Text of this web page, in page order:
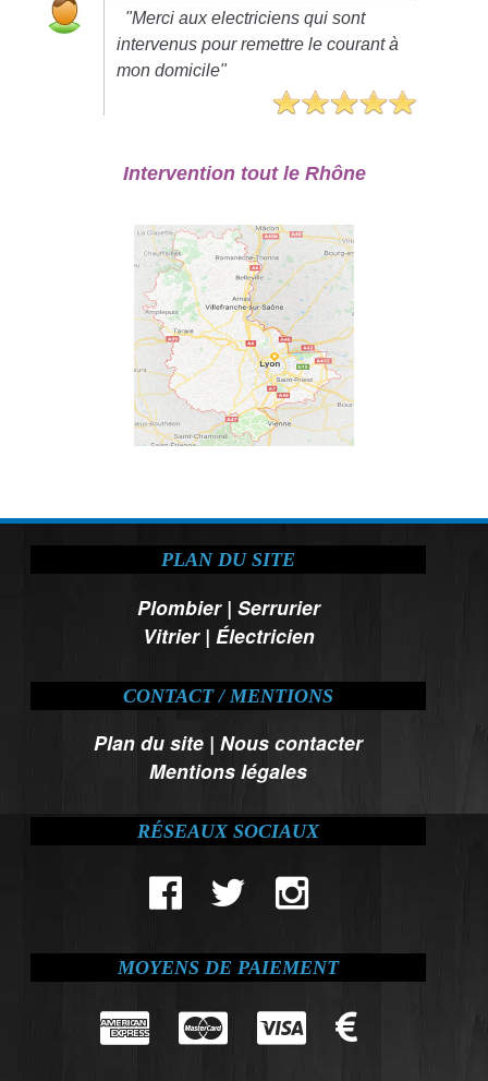
"Merci aux electriciens qui sont
intervenus pour remettre le courant à
mon domicile"
Intervention tout le Rhône
PLAN DU SITE
Plombier| Serrurier
Vitrier| Électricien
CONTACT / MENTIONS
Plan du site |Nous contacter
Mentions légales
RÉSEAUX SOCIAUX
MOYENS DE PAIEMENT